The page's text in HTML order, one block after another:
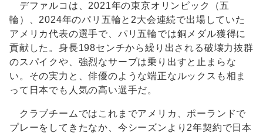
デファルコは、2021年の東京オリンピック（五
輪）、2024年のパリ五輪と2大会連続で出場していた
アメリカ代表の選手で、パリ五輪では銅メダル獲得に
貢献した。身長198センチから繰り出される破壊力抜群
のスパイクや、強烈なサーブは乗り出すと止まらな
い。その実力と、俳優のような端正なルックスも相ま
って日本でも人気の高い選手だ。
クラブチームではこれまでアメリカ、ポーランドで
プレーをしてきたなか、今シーズンより2年契約で日本